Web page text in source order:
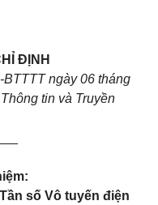
ĐỊNH
BTTTT ngày06tháng
tin và Truyền
số Vô tuyến điện